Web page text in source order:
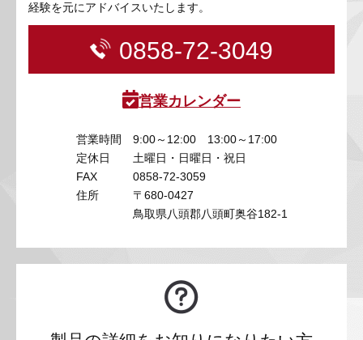
経験を元にアドバイスいたします。
0858-72-3049
営業カレンダー
営業時間
9:00～12:00 13:00～17:00
定休日
土曜日・日曜日・祝日
FAX
0858-72-3059
住所
〒680-0427
鳥取県八頭郡八頭町奥谷182-1